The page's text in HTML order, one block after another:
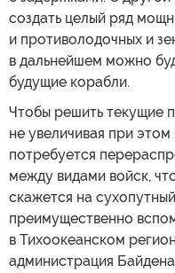
создать целый ряд
и противолодочных и
в дальнейшем можно
будущие корабли.
Чтобы решить
не увеличивая при
потребуется
между видами войск,
скажется на
преимущественно
в Тихоокеанском
администрация